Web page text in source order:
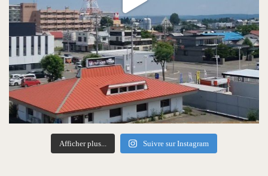
Afficher plus... Suivre sur Instagram